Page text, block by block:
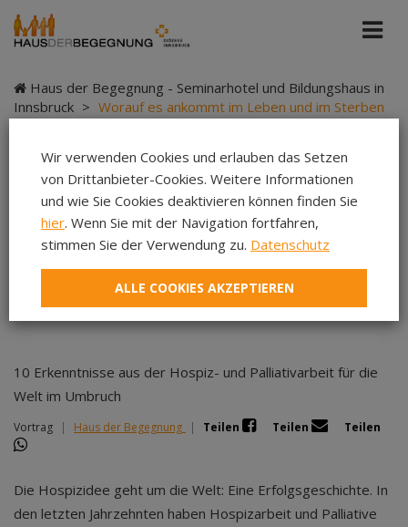
Haus der Begegnung - Seminarhotel und Bildungshaus in
Innsbruck > Worauf es ankommt im Leben und im Sterben
Worauf es ankommt
im Leben und im
Sterben
10 Erkenntnisse aus der Hospiz- und Palliativarbeit für die
Welt im Umbruch
Vortrag | Haus der Begegnung | Teilen Teilen Teilen
Die Hospizidee geht um die Welt: Eine Erfolgsgeschichte. In
den letzten Jahrzehnten haben Hospizarbeit und Palliative
Wir verwenden Cookies und erlauben das Setzen
von Drittanbieter-Cookies. Weitere Informationen
und wie Sie Cookies deaktivieren können finden Sie
hier. Wenn Sie mit der Navigation fortfahren,
stimmen Sie der Verwendung zu. Datenschutz
ALLE COOKIES AKZEPTIEREN